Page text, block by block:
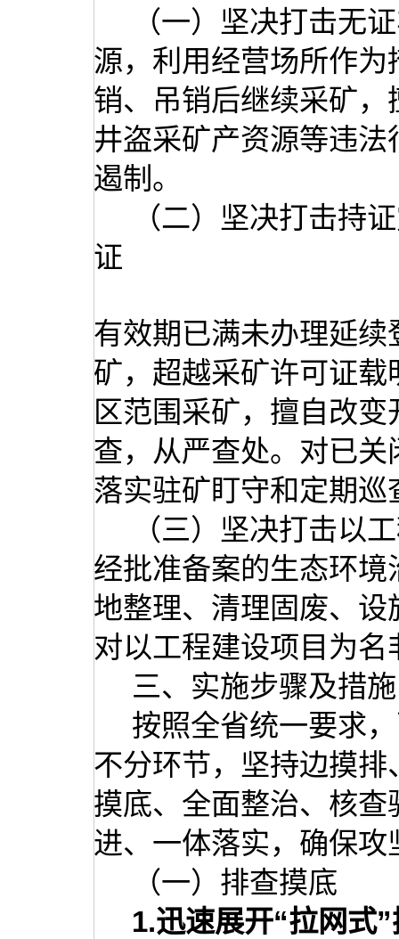
（一）坚决打击无
源，利用经营场所作
销、吊销后继续采矿
井盗采矿产资源等违
遏制。
（二）坚决打击持
证
有效期已满未办理延
矿，超越采矿许可证
区范围采矿，擅自改
查，从严查处。对已
落实驻矿盯守和定期
（三）坚决打击以
经批准备案的生态环
地整理、清理固废、
对以工程建设项目为
三、实施步骤及措施
按照全省统一要求
不分环节，坚持边摸
摸底、全面整治、核
进、一体落实，确保
（一）排查摸底
1.迅速展开“拉网式